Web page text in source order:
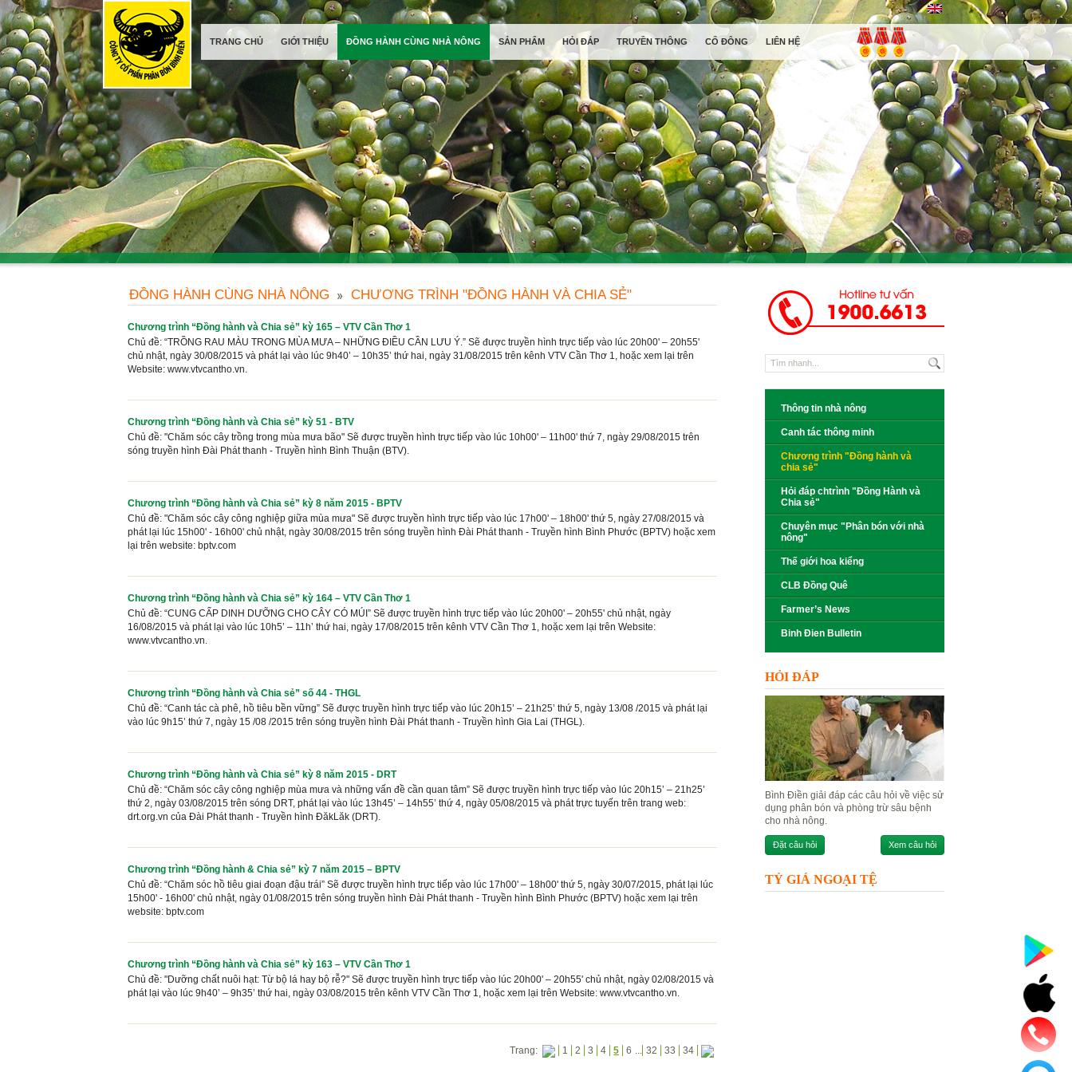
TRANG CHỦ GIỚI THIỆU ĐỒNG HÀNH CÙNG NHÀ NÔNG SẢN PHẨM HỎI ĐÁP TRUYỀN THÔNG CỔ ĐÔNG LIÊN HỆ
ĐỒNG HÀNH CÙNG NHÀ NÔNG CHƯƠNG TRÌNH "ĐỒNG HÀNH VÀ CHIA SẺ"
Chương trình “Đồng hành và Chia sẻ” kỳ 165 – VTV Cần Thơ 1
Chủ đề: “TRỒNG RAU MÀU TRONG MÙA MƯA – NHỮNG ĐIỀU CẦN LƯU Ý.” Sẽ được truyền hình trực tiếp vào lúc 20h00' – 20h55'
chủ nhật, ngày 30/08/2015 và phát lại vào lúc 9h40’ – 10h35’ thứ hai, ngày 31/08/2015 trên kênh VTV Cần Thơ 1, hoặc xem lại trên
Website: www.vtvcantho.vn.
Chương trình “Đồng hành và Chia sẻ” kỳ 51 - BTV
Chủ đề: "Chăm sóc cây trồng trong mùa mưa bão" Sẽ được truyền hình trực tiếp vào lúc 10h00' – 11h00' thứ 7, ngày 29/08/2015 trên
sóng truyền hình Đài Phát thanh - Truyền hình Bình Thuận (BTV).
Chương trình “Đồng hành và Chia sẻ” kỳ 8 năm 2015 - BPTV
Chủ đề: "Chăm sóc cây công nghiệp giữa mùa mưa" Sẽ được truyền hình trực tiếp vào lúc 17h00' – 18h00' thứ 5, ngày 27/08/2015 và
phát lại lúc 15h00' - 16h00' chủ nhật, ngày 30/08/2015 trên sóng truyền hình Đài Phát thanh - Truyền hình Bình Phước (BPTV) hoặc xem
lại trên website: bptv.com
Chương trình “Đồng hành và Chia sẻ” kỳ 164 – VTV Cần Thơ 1
Chủ đề: “CUNG CẤP DINH DƯỠNG CHO CÂY CÓ MÚI” Sẽ được truyền hình trực tiếp vào lúc 20h00' – 20h55' chủ nhật, ngày
16/08/2015 và phát lại vào lúc 10h5’ – 11h’ thứ hai, ngày 17/08/2015 trên kênh VTV Cần Thơ 1, hoặc xem lại trên Website:
www.vtvcantho.vn.
Chương trình “Đồng hành và Chia sẻ” số 44 - THGL
Chủ đề: “Canh tác cà phê, hồ tiêu bền vững” Sẽ được truyền hình trực tiếp vào lúc 20h15’ – 21h25’ thứ 5, ngày 13/08 /2015 và phát lại
vào lúc 9h15’ thứ 7, ngày 15 /08 /2015 trên sóng truyền hình Đài Phát thanh - Truyền hình Gia Lai (THGL).
Chương trình “Đồng hành và Chia sẻ” kỳ 8 năm 2015 - DRT
Chủ đề: “Chăm sóc cây công nghiệp mùa mưa và những vấn đề cần quan tâm” Sẽ được truyền hình trực tiếp vào lúc 20h15’ – 21h25’
thứ 2, ngày 03/08/2015 trên sóng DRT, phát lại vào lúc 13h45’ – 14h55’ thứ 4, ngày 05/08/2015 và phát trực tuyến trên trang web:
drt.org.vn của Đài Phát thanh - Truyền hình ĐăkLăk (DRT).
Chương trình “Đồng hành & Chia sẻ” kỳ 7 năm 2015 – BPTV
Chủ đề: “Chăm sóc hồ tiêu giai đoạn đậu trái” Sẽ được truyền hình trực tiếp vào lúc 17h00' – 18h00' thứ 5, ngày 30/07/2015, phát lại lúc
15h00' - 16h00' chủ nhật, ngày 01/08/2015 trên sóng truyền hình Đài Phát thanh - Truyền hình Bình Phước (BPTV) hoặc xem lại trên
website: bptv.com
Chương trình “Đồng hành và Chia sẻ” kỳ 163 – VTV Cần Thơ 1
Chủ đề: "Dưỡng chất nuôi hạt: Từ bộ lá hay bộ rễ?" Sẽ được truyền hình trực tiếp vào lúc 20h00' – 20h55' chủ nhật, ngày 02/08/2015 và
phát lại vào lúc 9h40’ – 9h35’ thứ hai, ngày 03/08/2015 trên kênh VTV Cần Thơ 1, hoặc xem lại trên Website: www.vtvcantho.vn.
1 2 3 4 5 6 ... 32 33 34
Trang:
Thông tin nhà nông
Canh tác thông minh
Chương trình "Đồng hành và
chia sẻ"
Hỏi đáp chtrình "Đồng Hành và
Chia sẻ"
Chuyên mục "Phân bón với nhà
nông"
Thế giới hoa kiểng
CLB Đồng Quê
Farmer’s News
Binh Đien Bulletin
HỎI ĐÁP
Bình Điền giải đáp các câu hỏi về việc sử
dụng phân bón và phòng trừ sâu bệnh
cho nhà nông.
Đặt câu hỏi Xem câu hỏi
TỶ GIÁ NGOẠI TỆ